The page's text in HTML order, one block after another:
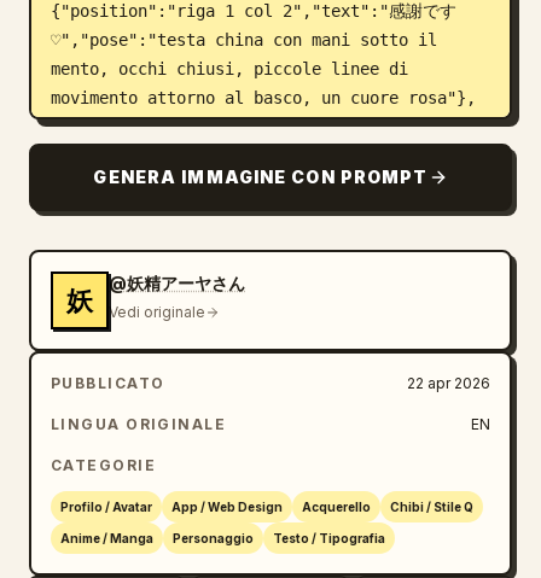
{"position":"riga 1 col 2","text":"感謝です
♡","pose":"testa china con mani sotto il
mento, occhi chiusi, piccole linee di
movimento attorno al basco, un cuore rosa"},
{"position":"riga 1 col 3","text":"わー!! あり
braccio sollevato in segno di festa,
scintille attorno alla testa"},
♡","pose":"leggera angolazione laterale,
sorriso calmo e riconoscente, cuore rosa e
piccole scintille"},{"position":"riga 2 col
2","text":"お礼です!","pose":"profondo inchino
educato con entrambe le mani a coprire la
bocca, occhi chiusi, due cuori rosa e piccoli
3","text":"本当にありがとう…","pose":"girata di
lato, posa emozionata e riconoscente con le
mani vicino al petto, cuori rosa fluttuanti
GENERA IMMAGINE CON PROMPT
妖
@妖精アーヤさん
Vedi originale
PUBBLICATO 22 apr 2026
LINGUA ORIGINALE EN
CATEGORIE
Profilo / Avatar App / Web Design Acquerello Chibi / Stile Q
Anime / Manga Personaggio Testo / Tipografia